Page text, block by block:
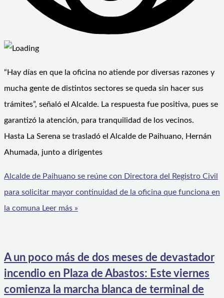
“Hay días en que la oficina no atiende por diversas razones y
mucha gente de distintos sectores se queda sin hacer sus
trámites”, señaló el Alcalde. La respuesta fue positiva, pues se
garantizó la atención, para tranquilidad de los vecinos.
Hasta La Serena se trasladó el Alcalde de Paihuano, Hernán
Ahumada, junto a dirigentes
Alcalde de Paihuano se reúne con Directora del Registro Civil
para solicitar mayor continuidad de la oficina que funciona en
la comuna Leer más »
A un poco más de dos meses de devastador
incendio en Plaza de Abastos: Este viernes
comienza la marcha blanca de terminal de